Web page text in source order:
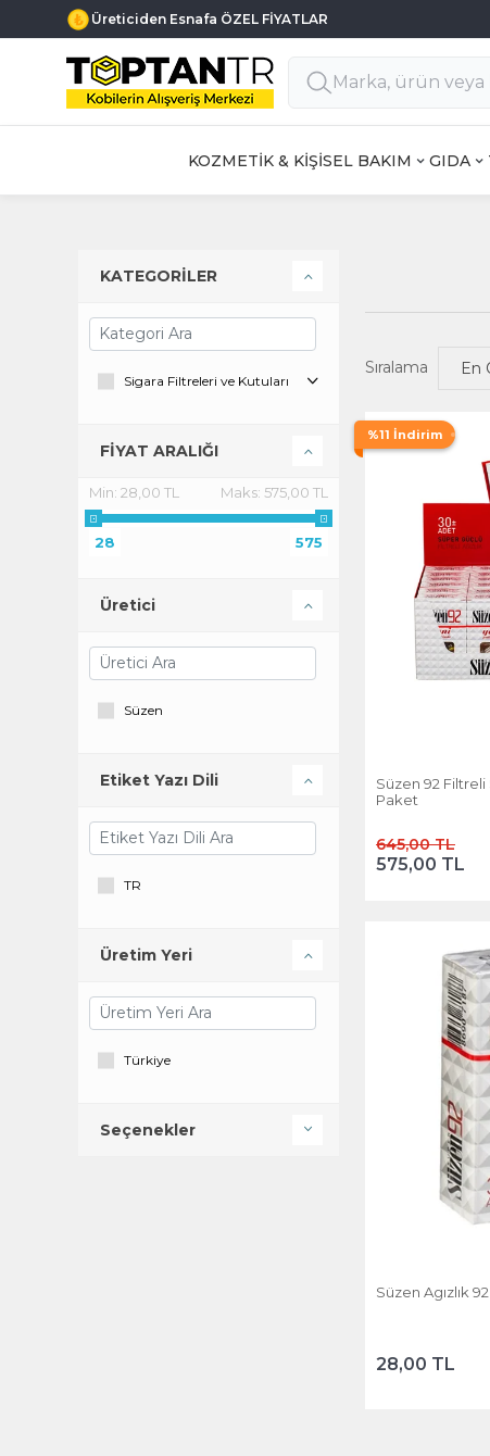
Üreticiden Esnafa ÖZEL FİYATLAR
KOZMETİK & KİŞİSEL BAKIM GIDA
Sıralama
%11 İndirim
Süzen 92 Filtreli
Paket
645,00 TL
575,00 TL
Süzen Agızlık
28,00 TL
KATEGORİLER
Sigara Filtreleri ve Kutuları
FİYAT ARALIĞI
Min: 28,00 TL Maks: 575,00 TL
28 575
Üretici
Süzen
Etiket Yazı Dili
TR
Üretim Yeri
Türkiye
Seçenekler